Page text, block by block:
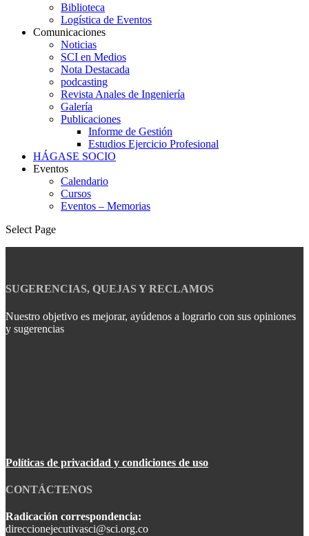
Biblioteca
Logística de Eventos
Comunicaciones
Noticias
SCI en Medios
Nota Destacada
podcasting
Revista Anales de Ingeniería
Galería
Publicaciones
Informe de Gestión
Estudios Ejercicio Profesional
HÁGASE SOCIO
Eventos
Calendario
Cursos
Eventos – Memorias
Select Page
SUGERENCIAS, QUEJAS Y RECLAMOS
Nuestro objetivo es mejorar, ayúdenos a lograrlo con sus opiniones
y sugerencias
Políticas de privacidad y condiciones de uso
CONTÁCTENOS
Radicación correspondencia:
direccionejecutivasci@sci.org.co